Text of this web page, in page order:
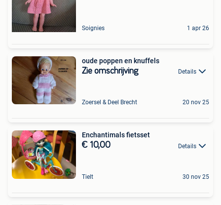
Soignies 1 apr 26
oude poppen en knuffels
Zie omschrijving Details
Zoersel & Deel Brecht 20 nov 25
Enchantimals fietsset
€ 10,00 Details
Tielt 30 nov 25